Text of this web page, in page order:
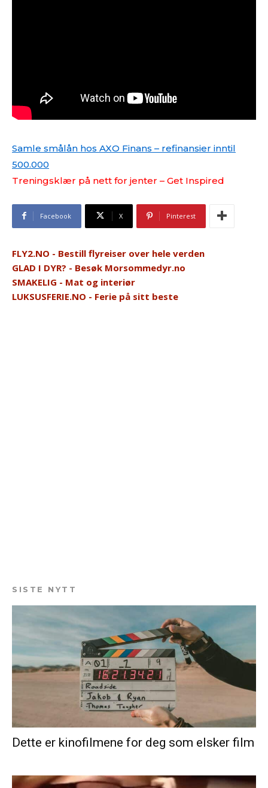
Samle smålån hos AXO Finans – refinansier inntil
500.000
Treningsklær på nett for jenter – Get Inspired
Facebook X Pinterest
FLY2.NO - Bestill flyreiser over hele verden
GLAD I DYR? - Besøk Morsommedyr.no
SMAKELIG - Mat og interiør
LUKSUSFERIE.NO - Ferie på sitt beste
SISTE NYTT
Dette er kinofilmene for deg som elsker film